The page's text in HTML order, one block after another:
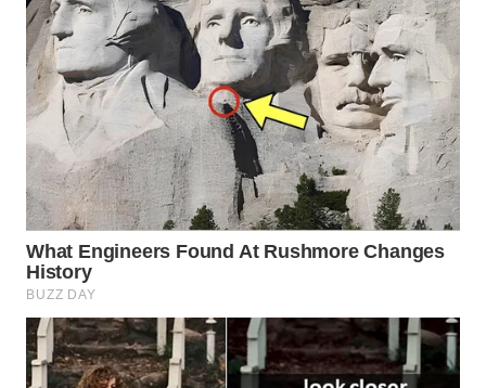
TAPANULI
TENGAH
WN DELI
SERDANG
WN
TEBING
TINGGI
WN
PAKPAK
WN
KARAWANG